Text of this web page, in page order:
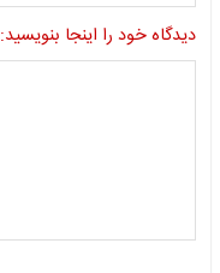
دیدگاه خود را اینجا بنویسید: